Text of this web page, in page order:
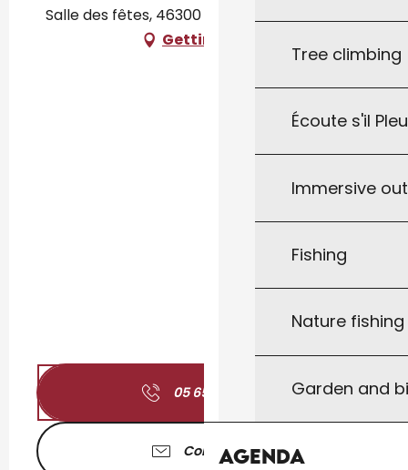
Tree climbing
Écoute s'il
Immersive
Fishing
Nature
Garden and
Agenda
Salle des fêtes, 46300 Saint-Cirq-Souillaguet
Getting there
05 65 41 30
Contact us